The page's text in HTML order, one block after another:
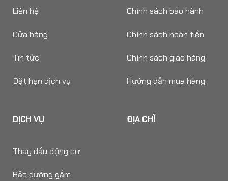
Liên hệ
Cửa hàng
Tin tức
Đặt hẹn dịch vụ
Chính sách bảo hành
Chính sách hoàn tiền
Chính sách giao hàng
Hướng dẫn mua hàng
DỊCH VỤ
Thay dầu động cơ
Bảo dưỡng gầm
ĐỊA CHỈ